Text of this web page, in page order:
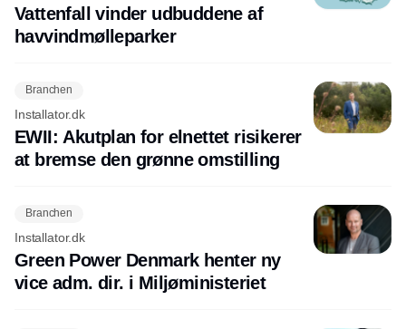
Vattenfall vinder udbuddene af
havvindmølleparker
Branchen
Installator.dk
EWII: Akutplan for elnettet risikerer
at bremse den grønne omstilling
Branchen
Installator.dk
Green Power Denmark henter ny
vice adm. dir. i Miljøministeriet